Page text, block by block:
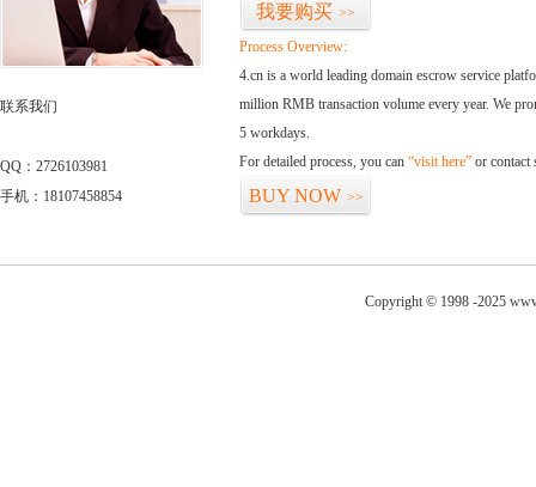
联系我们
QQ：2726103981
手机：18107458854
我要购买 >>
Process Overview:
4.cn is a world leading domain escrow service
million RMB transaction volume every year. We
5 workdays.
For detailed process, you can “visit here” or contact
BUY NOW >>
Copyright © 1998 -2025